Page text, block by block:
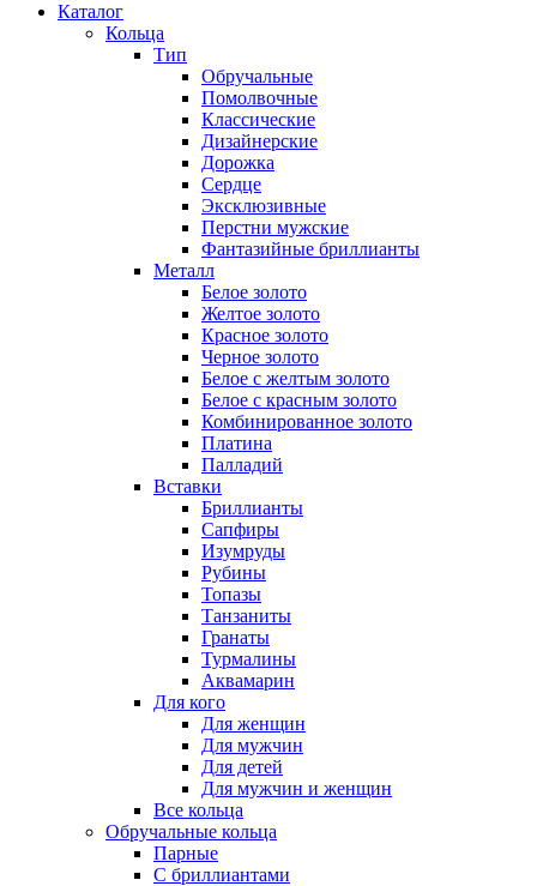
Каталог
Кольца
Тип
Обручальные
Помолвочные
Классические
Дизайнерские
Дорожка
Сердце
Эксклюзивные
Перстни мужские
Фантазийные бриллианты
Металл
Белое золото
Желтое золото
Красное золото
Черное золото
Белое с желтым золото
Белое с красным золото
Комбинированное золото
Платина
Палладий
Вставки
Бриллианты
Сапфиры
Изумруды
Рубины
Топазы
Танзаниты
Гранаты
Турмалины
Аквамарин
Для кого
Для женщин
Для мужчин
Для детей
Для мужчин и женщин
Все кольца
Обручальные кольца
Парные
С бриллиантами